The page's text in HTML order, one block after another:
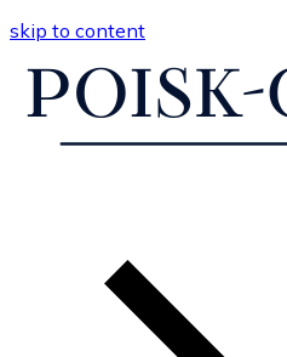
skip to content